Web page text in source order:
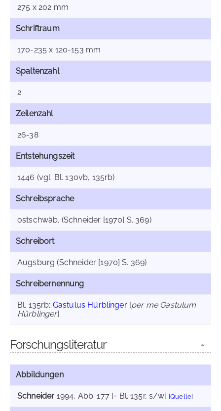
275 x 202 mm
Schriftraum
170-235 x 120-153 mm
Spaltenzahl
2
Zeilenzahl
26-38
Entstehungszeit
1446 (vgl. Bl. 130vb, 135rb)
Schreibsprache
ostschwäb. (Schneider [1970] S. 369)
Schreibort
Augsburg (Schneider [1970] S. 369)
Schreibernennung
Bl. 135rb: Gastulus Hürblinger[per me Gastulum
Hürblinger]
Forschungsliteratur
Abbildungen
Schneider 1994, Abb. 177 [= Bl. 135r, s/w] [Quelle]